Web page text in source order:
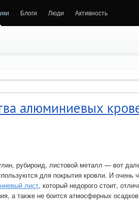
Блоги Люди Активность
алюминиевых
рубироид, листовой металл — вот
для покрытия кровли. И очень
лист, который недорого стоит,
а также не боится атмосферных